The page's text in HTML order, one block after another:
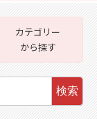
カテゴリー
から探す
検索